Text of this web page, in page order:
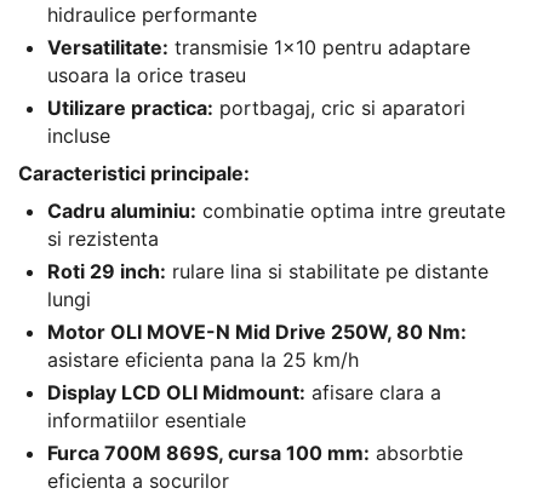
hidraulice performante
Versatilitate: transmisie 1x10 pentru adaptare
usoara la orice traseu
Utilizare practica: portbagaj, cric si aparatori
incluse
Caracteristici principale:
Cadru aluminiu: combinatie optima intre greutate
si rezistenta
Roti 29 inch: rulare lina si stabilitate pe distante
lungi
Motor OLI MOVE-N Mid Drive 250W, 80 Nm:
asistare eficienta pana la 25 km/h
Display LCD OLI Midmount: afisare clara a
informatiilor esentiale
Furca 700M 869S, cursa 100 mm: absorbtie
eficienta a socurilor